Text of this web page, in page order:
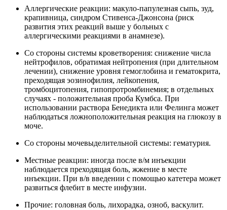
Аллергические реакции: макуло-папулезная сыпь, зуд,
крапивница, синдром Стивенса-Джонсона (риск
развития этих реакций выше у больных с
аллергическими реакциями в анамнезе).
Со стороны системы кроветворения: снижение числа
нейтрофилов, обратимая нейтропения (при длительном
лечении), снижение уровня гемоглобина и гематокрита,
преходящая эозинофилия, лейкопения,
тромбоцитопения, гипопротромбинемия; в отдельных
случаях - положительная проба Кумбса. При
использовании раствора Бенедикта или Фелинга может
наблюдаться ложноположительная реакция на глюкозу в
моче.
Со стороны мочевыделительной системы: гематурия.
Местные реакции: иногда после в/м инъекции
наблюдается преходящая боль, жжение в месте
инъекции. При в/в введении с помощью катетера может
развиться флебит в месте инфузии.
Прочие: головная боль, лихорадка, озноб, васкулит.